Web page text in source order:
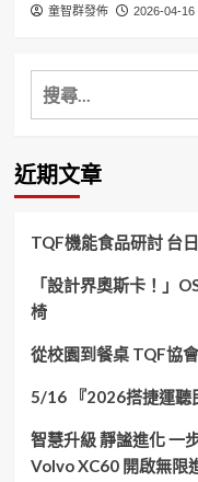
童智群發佈 2026-04-16
搜
尋
鍵
字:
近期文章
TQF機能食品研討 台
「設計界奧斯卡！」
椅
從校園到餐桌 TQF協
5/16 『2026搭捷運聽
智慧升級 靜謐進化 一
Volvo XC60 開啟無限